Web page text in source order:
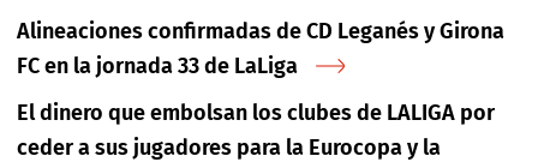
Alineaciones confirmadas de CD Leganés y Girona
FC en la jornada 33 de LaLiga
El dinero que embolsan los clubes de LALIGA por
ceder a sus jugadores para la Eurocopa y la